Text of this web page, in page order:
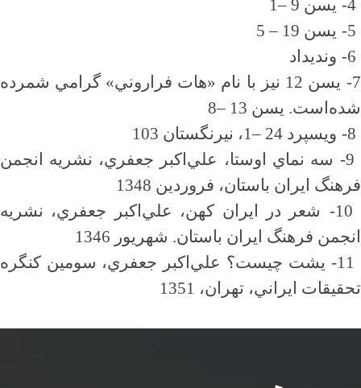
4-
يسن 9 –
1
5-
يسن 19 –
5
6-
ونديداد
7-
يسن 12 نيز با نام «هات فراروني» گرامي شمرده
شده‌است. يسن 13
–
8
8- ويسپرد 24 –1، نيرنگستان 103
9-
سه نماي اوستا، علي‌اكبر جعفري، نشريه انجمن
فرهنگ ايران باستان، فروردين 1348
10-
شعر در ايران كهن، علي‌اكبر جعفري، نشريه
انجمن فرهنگ ايران باستان. شهريور 1346
11-
يشت چيست؟ علي‌اكبر جعفري، سومين كنگره
تحقيقات ايراني، تهران، 1351